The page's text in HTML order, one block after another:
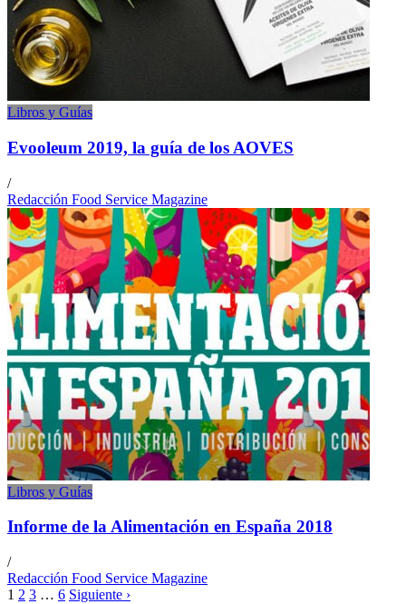
Libros y Guías
Evooleum 2019, la guía de los AOVES
/
Redacción Food Service Magazine
Libros y Guías
Informe de la Alimentación en España 2018
/
Redacción Food Service Magazine
1 2 3 … 6 Siguiente ›